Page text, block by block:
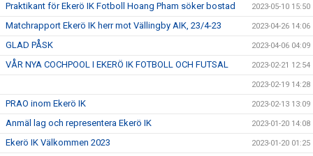
Praktikant för Ekerö IK Fotboll Hoang Pham söker bostad 2023-05-10 15:50
Matchrapport Ekerö IK herr mot Vällingby AIK, 23/4-23 2023-04-26 14:06
GLAD PÅSK 2023-04-06 04:09
VÅR NYA COCHPOOL I EKERÖ IK FOTBOLL OCH FUTSAL 2023-02-21 12:54
2023-02-19 14:28
PRAO inom Ekerö IK 2023-02-13 13:09
Anmäl lag och representera Ekerö IK 2023-01-20 14:08
Ekerö IK Välkommen 2023 2023-01-20 01:25